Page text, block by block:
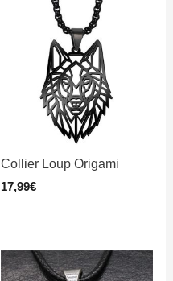
Collier Loup Origami
17,99€